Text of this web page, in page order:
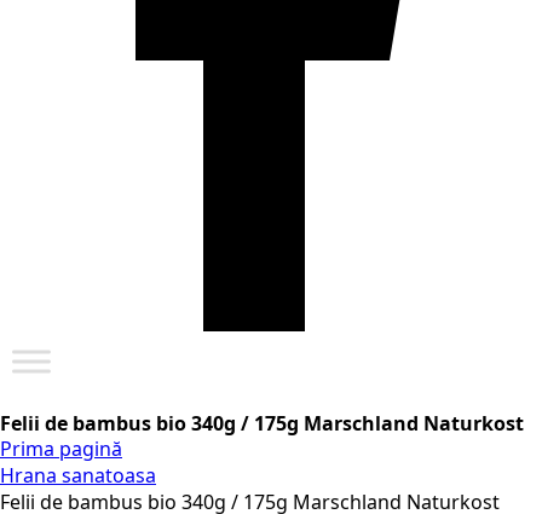
Felii de bambus bio 340g / 175g Marschland Naturkost
Prima pagină
Hrana sanatoasa
Felii de bambus bio 340g / 175g Marschland Naturkost